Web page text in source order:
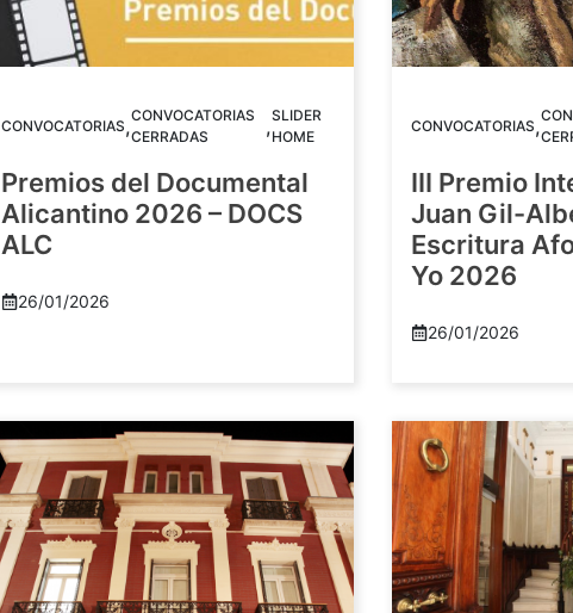
CONVOCATORIAS,CONVOCATORIAS
CERRADAS
,SLIDER
HOME
Premios del Documental
Alicantino 2026 – DOCS
ALC
26/01/2026
CONVOCATORIAS,
III Premio
Juan Gil-
Escritura
Yo 2026
26/01/2026